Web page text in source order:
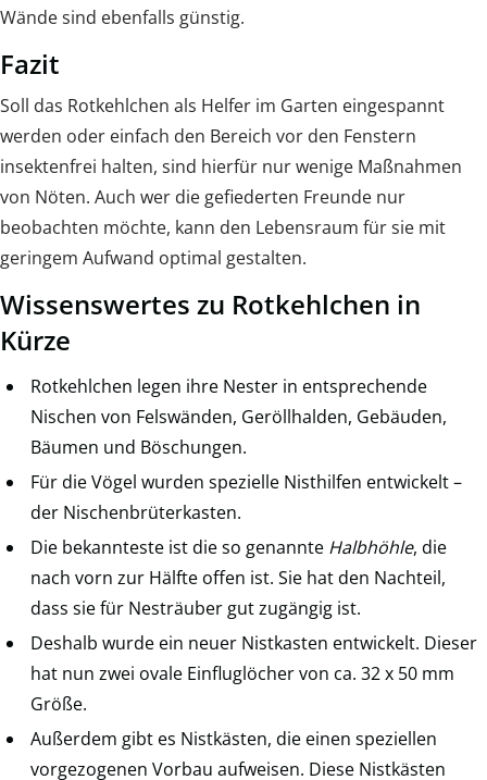
Wände sind ebenfalls günstig.
Fazit
Soll das Rotkehlchen als Helfer im Garten eingespannt
werden oder einfach den Bereich vor den Fenstern
insektenfrei halten, sind hierfür nur wenige Maßnahmen
von Nöten. Auch wer die gefiederten Freunde nur
beobachten möchte, kann den Lebensraum für sie mit
geringem Aufwand optimal gestalten.
Wissenswertes zu Rotkehlchen in
Kürze
Rotkehlchen legen ihre Nester in entsprechende
Nischen von Felswänden, Geröllhalden, Gebäuden,
Bäumen und Böschungen.
Für die Vögel wurden spezielle Nisthilfen entwickelt –
der Nischenbrüterkasten.
Die bekannteste ist die so genannte Halbhöhle, die
nach vorn zur Hälfte offen ist. Sie hat den Nachteil,
dass sie für Nesträuber gut zugängig ist.
Deshalb wurde ein neuer Nistkasten entwickelt. Dieser
hat nun zwei ovale Einfluglöcher von ca. 32 x 50 mm
Größe.
Außerdem gibt es Nistkästen, die einen speziellen
vorgezogenen Vorbau aufweisen. Diese Nistkästen